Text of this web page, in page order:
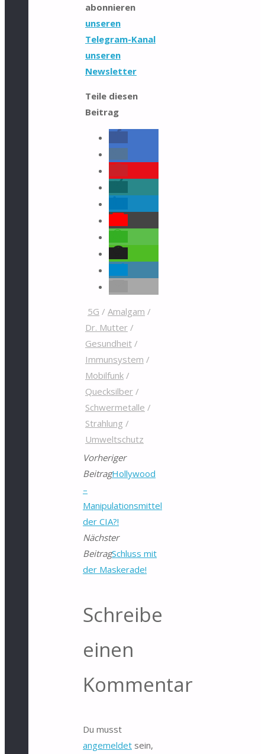
abonnieren
unseren
Telegram-Kanal
unseren
Newsletter
Teile diesen
Beitrag
5G / Amalgam /
Dr. Mutter/
Gesundheit/
Immunsystem /
Mobilfunk/
Quecksilber/
Schwermetalle /
Strahlung /
Umweltschutz
Vorheriger
BeitragHollywood
–
Manipulationsmittel
der CIA?!
Nächster
BeitragSchluss mit
der Maskerade!
Schreibe
einen
Kommentar
Du musst
angemeldet sein,